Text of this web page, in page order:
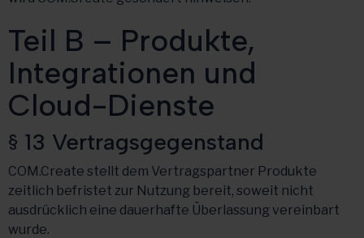
Teil B – Produkte,
Integrationen und
Cloud-Dienste
§ 13 Vertragsgegenstand
COM.Create stellt dem Vertragspartner Produkte
zeitlich befristet zur Nutzung bereit, soweit nicht
ausdrücklich eine dauerhafte Überlassung vereinbart
wurde.